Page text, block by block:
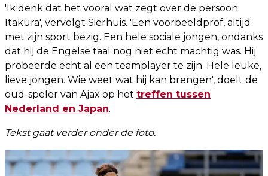
'Ik denk dat het vooral wat zegt over de persoon
Itakura', vervolgt Sierhuis. 'Een voorbeeldprof, altijd
met zijn sport bezig. Een hele sociale jongen, ondanks
dat hij de Engelse taal nog niet echt machtig was. Hij
probeerde echt al een teamplayer te zijn. Hele leuke,
lieve jongen. Wie weet wat hij kan brengen', doelt de
oud-speler van Ajax op het treffen tussen
Nederland en Japan.
Tekst gaat verder onder de foto.